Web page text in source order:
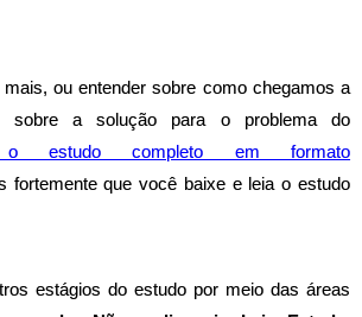
ou entender sobre como chegamos a
sobre a solução para o problema do
estudo completo em formato
fortemente que você baixe e leia o estudo
estágios do estudo por meio das áreas